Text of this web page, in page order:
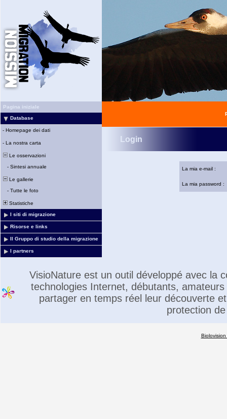
Pagina iniziale
Database
- Homepage dei dati
- La nostra carta
Le osservazioni
- Sintesi annuale
Le gallerie
- Tutte le foto
Statistiche
I siti di migrazione
Risorse e links
Il Gruppo di studio della migrazione
I partners
Login
La mia e-mail :
La mia password :
VisioNature est un outil développé avec la
technologies Internet, débutants,
partager en temps réel leur découverte
protection
Biolovision